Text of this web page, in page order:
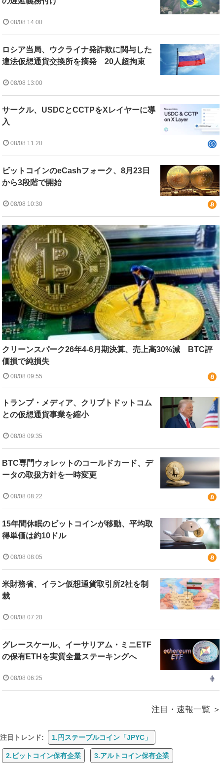
08/08 14:00
ロシア当局、ウクライナ発詐欺に関与した
違法仮想通貨交換所を摘発 20人超拘束
08/08 13:00
サークル、USDCとCCTPをXレイヤーに導
入
08/08 11:20
ビットコインのeCashフォーク、8月23日
から3段階で開始
08/08 10:30
クリーンスパーク26年4-6月期決算、売上高30%減 BTC評
価損で純損失
08/08 09:55
トランプ・メディア、クリプトドットコム
との仮想通貨事業を縮小
08/08 09:35
BTC専門ウォレットのコールドカード、デ
ータの取扱方針を一時変更
08/08 08:22
15年間休眠のビットコインが移動、平均取
得単価は約10ドル
08/08 08:05
米財務省、イラン仮想通貨取引所2社を制
裁
08/08 07:20
グレースケール、イーサリアム・ミニETF
の保有ETHを実質全量ステーキングへ
08/08 06:25
注目・速報一覧
注目トレンド: 1.円ステーブルコイン「JPYC」
2.ビットコイン保有企業 3.アルトコイン保有企業